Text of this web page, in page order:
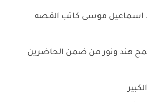
اسماعيل موسى كاتب القصه
لمح هند ونور من ضمن الحاضرين